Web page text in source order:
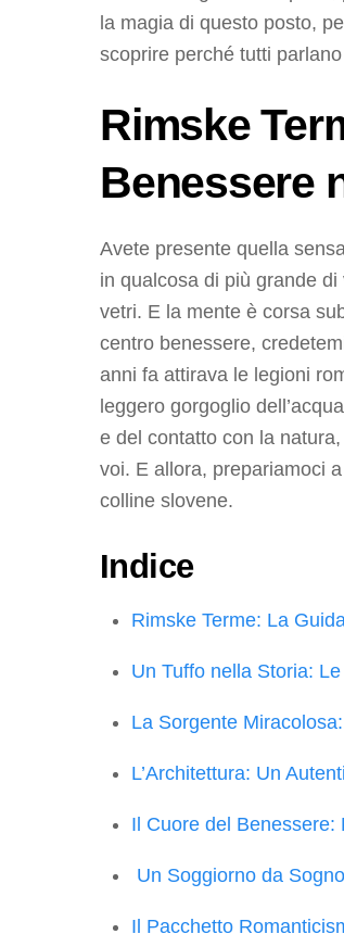
la magia di questo posto,
scoprire perché tutti
Rimske
Benessere
Avete presente quella
in qualcosa di più grande
vetri. E la mente è corsa
centro benessere,
anni fa attirava le legioni
leggero gorgoglio
e del contatto con la
voi. E allora, prepariamoci
colline slovene.
Indice
Rimske Terme: La
Un Tuffo nella Storia:
La Sorgente
L’Architettura: Un
Il Cuore del Benessere:
Un Soggiorno da
Il Pacchetto